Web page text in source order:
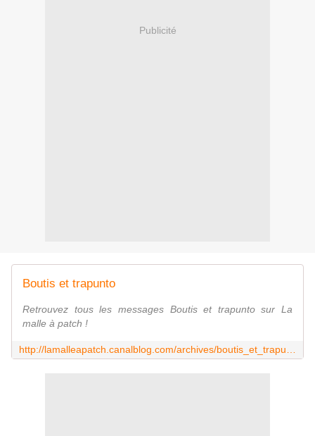
Publicité
Boutis et trapunto
Retrouvez tous les messages Boutis et trapunto sur La
malle à patch !